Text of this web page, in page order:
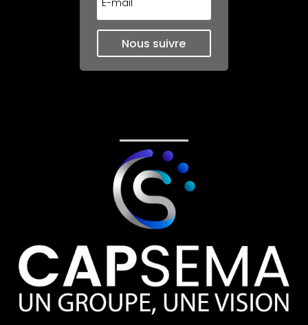
SEMAPHORS lance sa boutique en ligne
dédiée aux...
Nous suivre